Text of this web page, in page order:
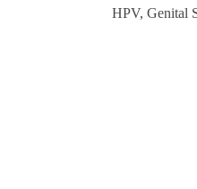
HPV, Genital